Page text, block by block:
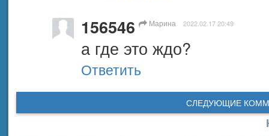
156546 Марина 2022.02.17 20:49
а где это ждо?
Ответить
СЛЕДУЮЩИЕ